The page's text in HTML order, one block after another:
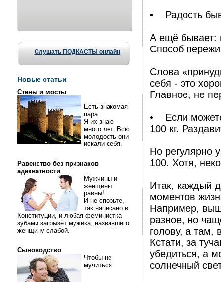
Слушать ПОДКАСТЫ онлайн
Новые статьи
Стены и мосты
Есть знакомая
пара.
Я их знаю
много лет. Всю
молодость они
искали себя.
Равенство без признаков
адекватности
Мужчины и
женщины
равны!
И не спорьте,
так написано в
Конституции, и любая феминистка
зубами загрызёт мужика, назвавшего
женщину слабой.
Сыноводство
Чтобы не
мучиться
• Радость
А ещё бывает:
Способ
Слова
себя - это
Главное, не
• Если можете
100 кг.
Но регулярно
100. Хотя,
Итак, каждый
моментов
Например,
разное, но
голову, а там,
Кстати, за
убедиться, а
солнечный